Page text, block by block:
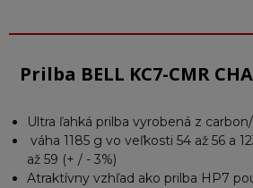
Prilba BELL KC7-CMR
Ultra ľahká prilba vyrobená z
váha 1185 g vo veľkosti 54 až 56 a
až 59 (+ / - 3%)
Atraktívny vzhľad ako prilba HP7